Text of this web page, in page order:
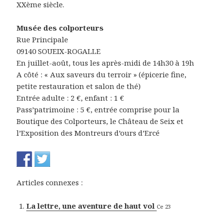
XXème siècle.
Musée des colporteurs
Rue Principale
09140 SOUEIX-ROGALLE
En juillet-août, tous les après-midi de 14h30 à 19h
A côté : « Aux saveurs du terroir » (épicerie fine,
petite restauration et salon de thé)
Entrée adulte : 2 €, enfant : 1 €
Pass’patrimoine : 5 €, entrée comprise pour la
Boutique des Colporteurs, le Château de Seix et
l’Exposition des Montreurs d’ours d’Ercé
Articles connexes :
La lettre, une aventure de haut vol Ce 23